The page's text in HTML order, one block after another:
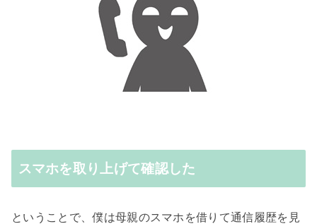
スマホを取り上げて確認した
ということで、僕は母親のスマホを借りて通信履歴を見